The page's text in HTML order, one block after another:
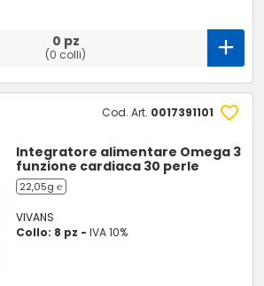
0 pz
(0 colli)
Cod. Art. 0017391101
Integratore alimentare Omega 3
funzione cardiaca 30 perle
22,05g ℮
VIVANS
Collo: 8 pz -IVA 10%